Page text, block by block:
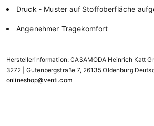
Druck - Muster auf Stoffoberfläche
Angenehmer Tragekomfort
Herstellerinformation: CASAMODA Heinrich Katt
3272 | Gutenbergstraße 7, 26135 Oldenburg
onlineshop@venti.com